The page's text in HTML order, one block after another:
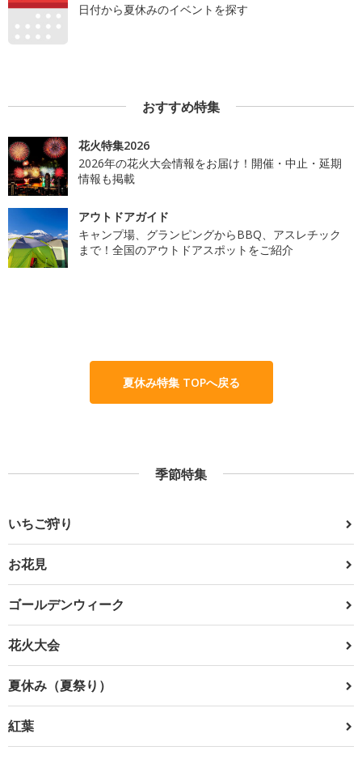
日付から夏休みのイベントを探す
おすすめ特集
花火特集2026
2026年の花火大会情報をお届け！開催・中止・延期
情報も掲載
アウトドアガイド
キャンプ場、グランピングからBBQ、アスレチック
まで！全国のアウトドアスポットをご紹介
夏休み特集 TOPへ戻る
季節特集
いちご狩り
お花見
ゴールデンウィーク
花火大会
夏休み（夏祭り）
紅葉